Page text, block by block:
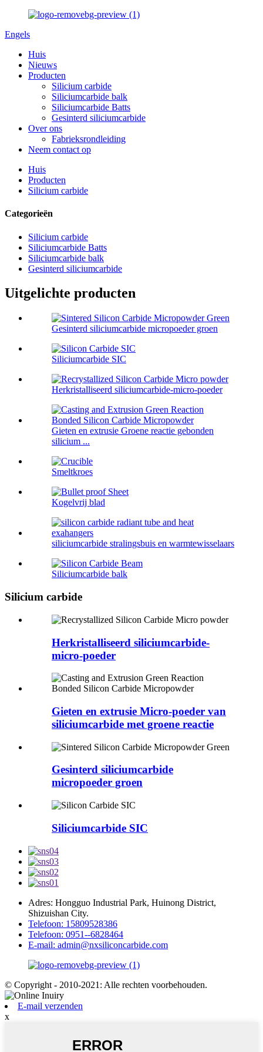
Engels
Huis
Nieuws
Producten
Silicium carbide
Siliciumcarbide balk
Siliciumcarbide Batts
Gesinterd siliciumcarbide
Over ons
Fabrieksrondleiding
Neem contact op
Huis
Producten
Silicium carbide
Categorieën
Silicium carbide
Siliciumcarbide Batts
Siliciumcarbide balk
Gesinterd siliciumcarbide
Uitgelichte producten
Gesinterd siliciumcarbide micropoeder groen
Siliciumcarbide SIC
Herkristalliseerd siliciumcarbide-micro-poeder
Gieten en extrusie Groene reactie gebonden
silicium ...
Smeltkroes
Kogelvrij blad
siliciumcarbide stralingsbuis en warmtewisselaars
Siliciumcarbide balk
Silicium carbide
Herkristalliseerd siliciumcarbide-
micro-poeder
Gieten en extrusie Micro-poeder van
siliciumcarbide met groene reactie
Gesinterd siliciumcarbide
micropoeder groen
Siliciumcarbide SIC
Adres: Hongguo Industrial Park, Huinong District,
Shizuishan City.
Telefoon: 15809528386
Telefoon: 0951--6828464
E-mail: admin@nxsiliconcarbide.com
© Copyright - 2010-2021: Alle rechten voorbehouden.
E-mail verzenden
x